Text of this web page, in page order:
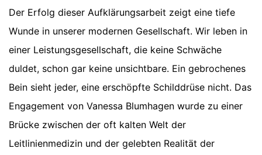
Der Erfolg dieser Aufklärungsarbeit zeigt eine tiefe
Wunde in unserer modernen Gesellschaft. Wir leben in
einer Leistungsgesellschaft, die keine Schwäche
duldet, schon gar keine unsichtbare. Ein gebrochenes
Bein sieht jeder, eine erschöpfte Schilddrüse nicht. Das
Engagement von Vanessa Blumhagen wurde zu einer
Brücke zwischen der oft kalten Welt der
Leitlinienmedizin und der gelebten Realität der